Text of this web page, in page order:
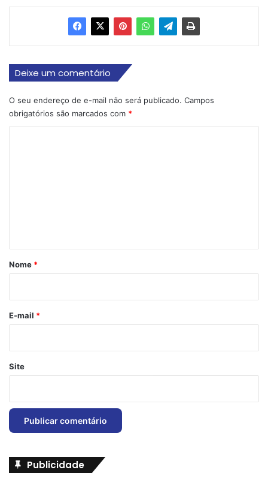
Deixe um comentário
O seu endereço de e-mail não será publicado. Campos
obrigatórios são marcados com *
r
*
Nome *
E-mail *
Site
Publicidade